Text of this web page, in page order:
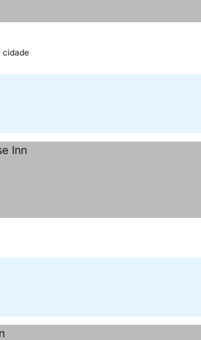
cidade